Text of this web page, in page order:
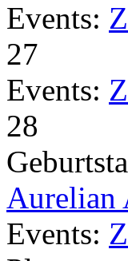
Events:
27
Events:
28
Aurelian
Events: